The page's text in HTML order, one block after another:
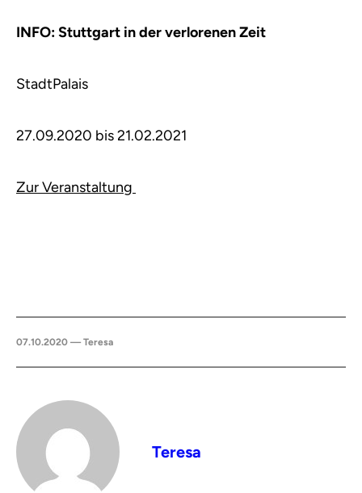
INFO: Stuttgart in der verlorenen Zeit
StadtPalais
27.09.2020 bis 21.02.2021
Zur Veranstaltung
07.10.2020 — Teresa
Teresa